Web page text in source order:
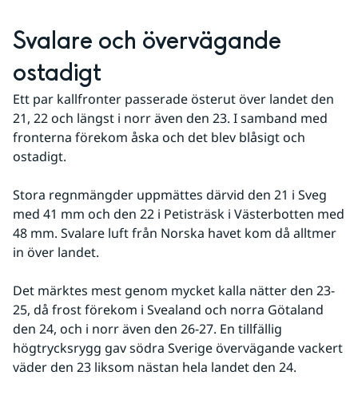
Svalare och övervägande
ostadigt
Ett par kallfronter passerade österut över landet den
21, 22 och längst i norr även den 23. I samband med
fronterna förekom åska och det blev blåsigt och
ostadigt.
Stora regnmängder uppmättes därvid den 21 i Sveg
med 41 mm och den 22 i Petisträsk i Västerbotten med
48 mm. Svalare luft från Norska havet kom då alltmer
in över landet.
Det märktes mest genom mycket kalla nätter den 23-
25, då frost förekom i Svealand och norra Götaland
den 24, och i norr även den 26-27. En tillfällig
högtrycksrygg gav södra Sverige övervägande vackert
väder den 23 liksom nästan hela landet den 24.